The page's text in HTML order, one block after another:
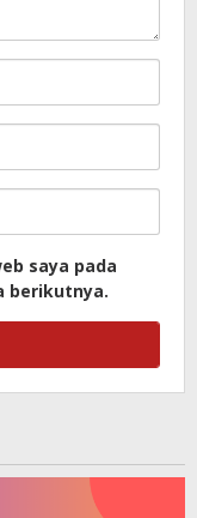
saya pada
berikutnya.